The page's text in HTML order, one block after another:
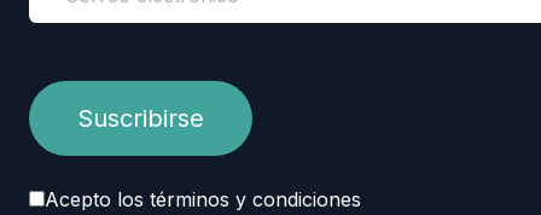
Acepto los términos y condiciones